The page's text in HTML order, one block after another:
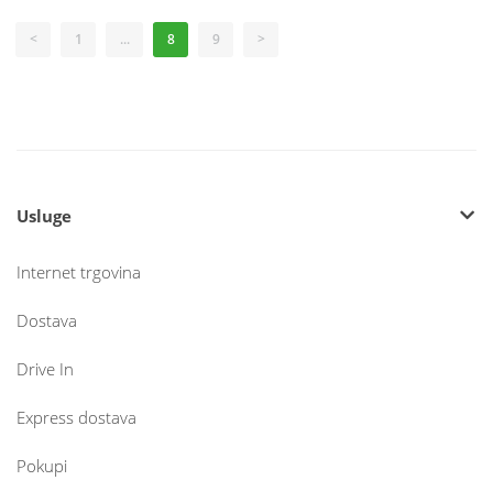
< 1 ... 8 9 >
Usluge
Internet trgovina
Dostava
Drive In
Express dostava
Pokupi